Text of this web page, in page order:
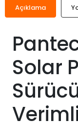
Açıklama
Solar